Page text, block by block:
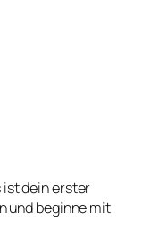
ist dein erster
und beginne mit